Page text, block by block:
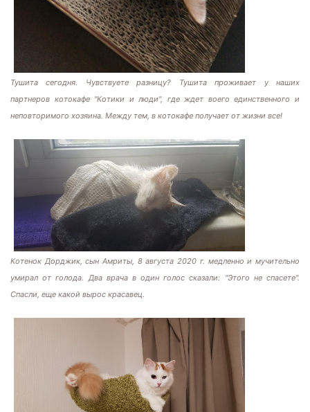
Тушита сегодня. Чувствуете разницу? Тушита проживает у наших
партнеров котокафе "Котики и люди", где ждет воего единственного и
неповторимого хозяина. Между тем, в котокафе получает от жизни все!
Котенок Дорджик, сын Амриты, 8 августа 2020 г. медленно и мучительно
умирал от голода. Два врача в один голос сказали: "Этого не спасете".
Спасли, еще какой вырос красавец.